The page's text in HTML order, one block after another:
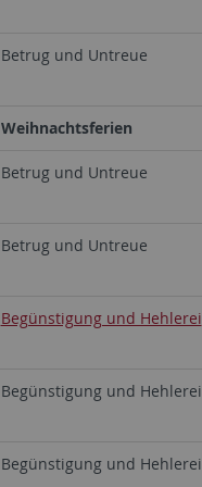
Betrug und Untreue
Weihnachtsferien
Betrug und Untreue
Betrug und Untreue
Begünstigung und Hehlerei
Begünstigung und Hehlerei
Begünstigung und Hehlerei